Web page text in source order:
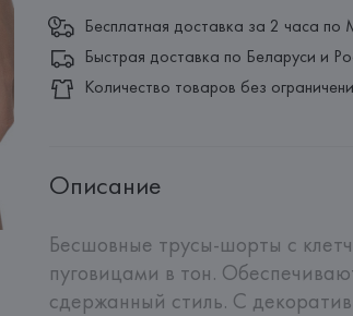
Бесплатная доставка за 2 часа по
Быстрая доставка по Беларуси и
Количество товаров без
Описание
Бесшовные трусы-шорты с
пуговицами в тон.
сдержанный стиль. С